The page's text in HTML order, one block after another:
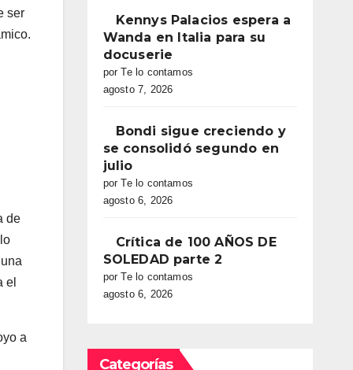
ser
de
el
a
Kennys Palacios espera a
Wanda en Italia para su
docuserie
por Te lo contamos
agosto 7, 2026
Bondi sigue creciendo y
se consolidó segundo en
julio
por Te lo contamos
agosto 6, 2026
Crítica de 100 AÑOS DE
SOLEDAD parte 2
por Te lo contamos
agosto 6, 2026
Categorías